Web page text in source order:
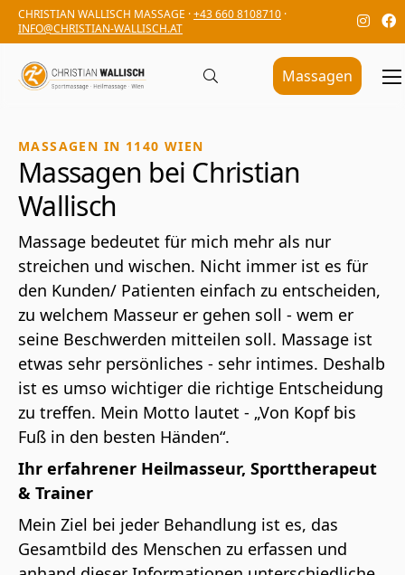
CHRISTIAN WALLISCH MASSAGE ·+43 660 8108710 ·
INFO@CHRISTIAN-WALLISCH.AT
Massagen
MASSAGEN IN 1140 WIEN
Massagen bei Christian
Wallisch
Massage bedeutet für mich mehr als nur
streichen und wischen. Nicht immer ist es für
den Kunden/ Patienten einfach zu entscheiden,
zu welchem Masseur er gehen soll - wem er
seine Beschwerden mitteilen soll. Massage ist
etwas sehr persönliches - sehr intimes. Deshalb
ist es umso wichtiger die richtige Entscheidung
zu treffen. Mein Motto lautet - „Von Kopf bis
Fuß in den besten Händen“.
Ihr erfahrener Heilmasseur, Sporttherapeut
& Trainer
Mein Ziel bei jeder Behandlung ist es, das
Gesamtbild des Menschen zu erfassen und